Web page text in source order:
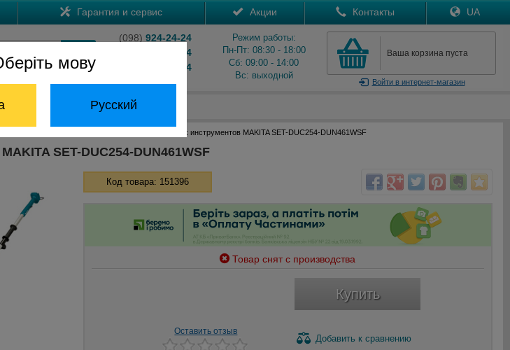
мову
Русский
Гарантия и сервис Акции Контакты UA
(098) 924-24-24
204-24-24
824-24-24
Режим работы:
Пн-Пт: 08:30 - 18:00
Сб: 09:00 - 14:00
Вс: выходной
Ваша корзина пуста
Войтив интернет-магазин
(068) 824-24-24
Набор аккумуляторных инструментов MAKITA SET-DUC254-DUN461WSF
SET-DUC254-DUN461WSF
Код товара: 151396
Товар снят с производства
Купить
Оставить отзыв
Добавить к сравнению